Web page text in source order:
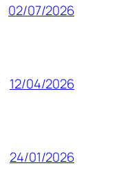
02/07/2026
12/04/2026
24/01/2026